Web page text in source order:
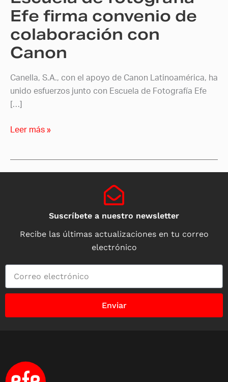
Efe firma convenio de
colaboración con
Canon
Canella, S.A., con el apoyo de Canon Latinoamérica, ha
unido esfuerzos junto con Escuela de Fotografía Efe
[…]
Leer más »
Suscríbete a nuestro newsletter
Recibe las últimas actualizaciones en tu correo
electrónico
Enviar